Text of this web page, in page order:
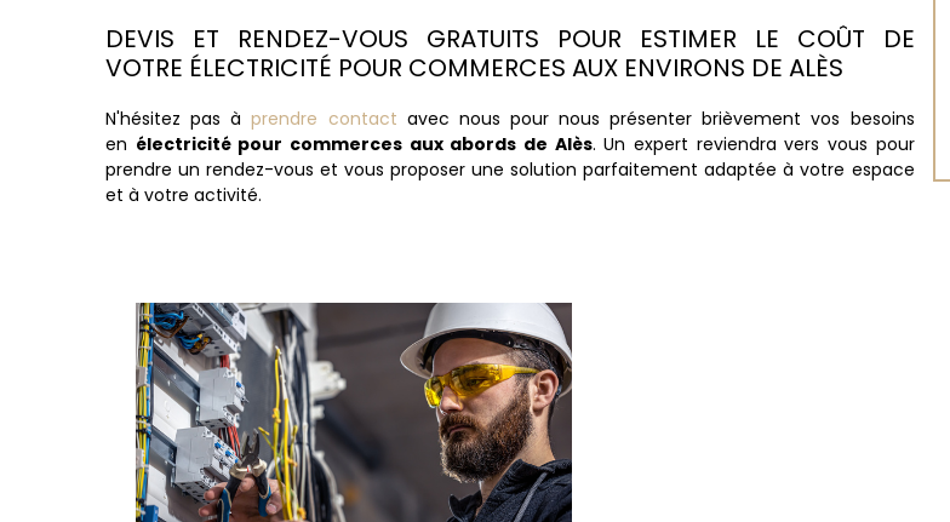
DEVIS ET RENDEZ-VOUS GRATUITS POUR ESTIMER LE COÛT DE
VOTRE ÉLECTRICITÉ POUR COMMERCES AUX ENVIRONS DE ALÈS
N'hésitez pas àprendre contact avec nous pour nous présenter brièvement vos besoins
en électricité pour commerces aux abords de Alès. Un expert reviendra vers vous pour
prendre un rendez-vous et vous proposer une solution parfaitement adaptée à votre espace
et à votre activité.